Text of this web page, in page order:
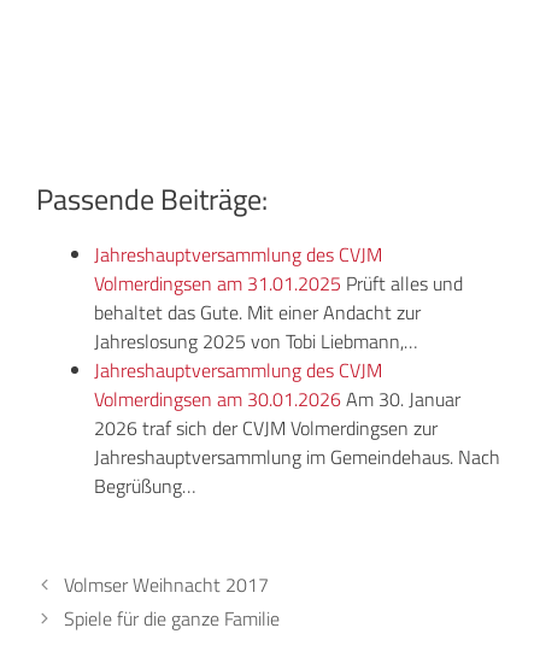
Passende Beiträge:
Jahreshauptversammlung des CVJM
Volmerdingsen am 31.01.2025 Prüft alles und
behaltet das Gute. Mit einer Andacht zur
Jahreslosung 2025 von Tobi Liebmann,…
Jahreshauptversammlung des CVJM
Volmerdingsen am 30.01.2026Am 30. Januar
2026 traf sich der CVJM Volmerdingsen zur
Jahreshauptversammlung im Gemeindehaus. Nach
Begrüßung…
Volmser Weihnacht 2017
Spiele für die ganze Familie